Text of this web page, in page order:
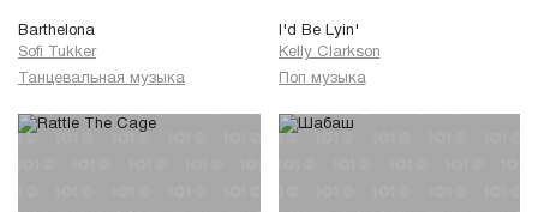
Barthelona
Sofi Tukker
Танцевальная музыка
I'd Be Lyin'
Kelly Clarkson
Поп музыка